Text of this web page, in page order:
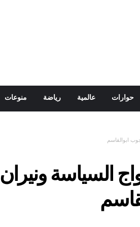
حوارات عالمية رياضة منوعات
ابوالقاسم
السياسة ونيران